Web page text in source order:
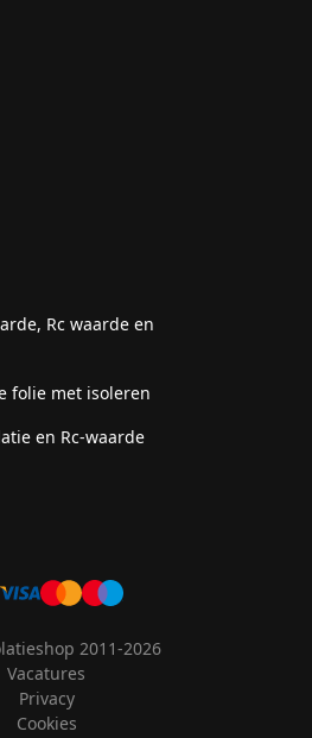
Rc waarde en
folie met isoleren
en Rc-waarde
2011-2026
Vacatures
Privacy
Cookies